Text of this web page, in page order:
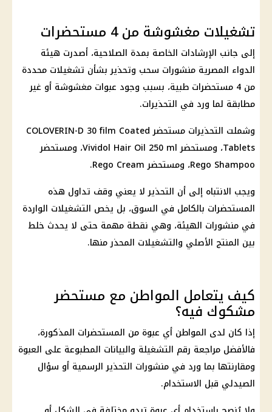
تشغيلات مغشوشة من 4 مستحضرات
إلى جانب الإرشادات الخاصة بمدة الصلاحية، أصدرت هيئة
الدواء المصرية منشورات سحب وتحذير بشأن تشغيلات محددة
من 4 مستحضرات طبية، بسبب وجود عبوات مغشوشة أو غير
مطابقة لما ورد في التحذيرات.
وشملت التحذيرات مستحضر COLOVERIN-D 30 film Coated
Tablets، ومستحضر Vividol Hair Oil 250 ml، ومستحضر
Rego Shampoo، ومستحضر Rego Cream.
ويجب الانتباه إلى أن التحذير لا يعني وقف تداول هذه
المستحضرات بالكامل في السوق، بل يخص التشغيلات الواردة
في منشورات الهيئة، وهي نقطة مهمة حتى لا يحدث خلط
بين المنتج الأصلي والتشغيلات المحذر منها.
كيف يتعامل المواطن مع مستحضر
مشكوك فيه؟
إذا كان لدى المواطن أي عبوة من المستحضرات المذكورة،
فالأفضل مراجعة رقم التشغيلة والبيانات المطبوعة على العبوة
ومقارنتها بما ورد في منشورات التحذير الرسمية أو سؤال
الصيدلي قبل الاستخدام.